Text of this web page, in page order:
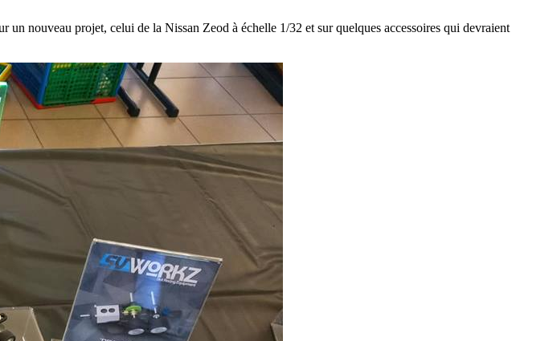
nouveau projet, celui de la Nissan Zeod à échelle 1/32 et sur quelques accessoires qui devraient